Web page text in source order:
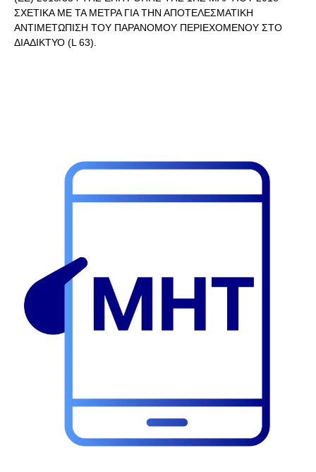
ΣΧΕΤΙΚΑ ΜΕ ΤΑ ΜΕΤΡΑ ΓΙΑ ΤΗΝ ΑΠΟΤΕΛΕΣΜΑΤΙΚΗ
ΑΝΤΙΜΕΤΩΠΙΣΗ ΤΟΥ ΠΑΡΑΝΟΜΟΥ ΠΕΡΙΕΧΟΜΕΝΟΥ ΣΤΟ
ΔΙΑΔΙΚΤΥΟ (L 63).